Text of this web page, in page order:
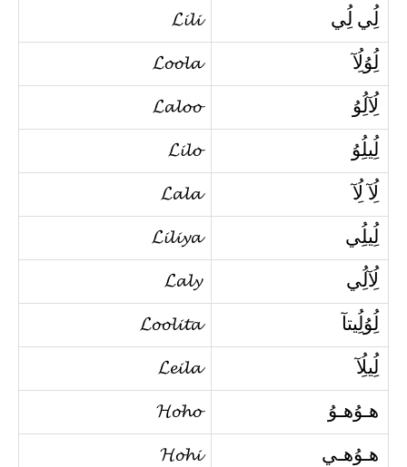
لُِي لُِي 𝓛𝓲𝓵𝓲
لُِوُلُِآ 𝓛𝓸𝓸𝓵𝓪
لُِآلُِوُ 𝓛𝓪𝓵𝓸𝓸
لُِيلُِوُ 𝓛𝓲𝓵𝓸
لُِآ لُِآ 𝓛𝓪𝓵𝓪
لُِيلُِي 𝓛𝓲𝓵𝓲𝔂𝓪
لُِآلُِي 𝓛𝓪𝓵𝔂
لُِوُلُِيتآ 𝓛𝓸𝓸𝓵𝓲𝓽𝓪
لُِيلُِآ 𝓛𝓮𝓲𝓵𝓪
هـوُهـوُ 𝓗𝓸𝓱𝓸
هـوُهـي 𝓗𝓸𝓱𝓲